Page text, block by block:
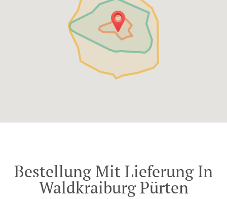
Bestellung Mit Lieferung In
Waldkraiburg Pürten